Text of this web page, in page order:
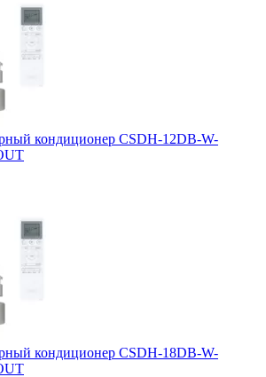
кондиционер CSDH-12DB-W-
кондиционер CSDH-18DB-W-